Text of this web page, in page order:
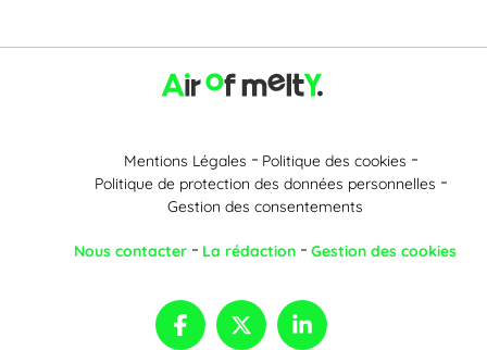
Mentions Légales
Politique des cookies
Politique de protection des données personnelles
Gestion des consentements
Nous contacter La rédaction Gestion des cookies